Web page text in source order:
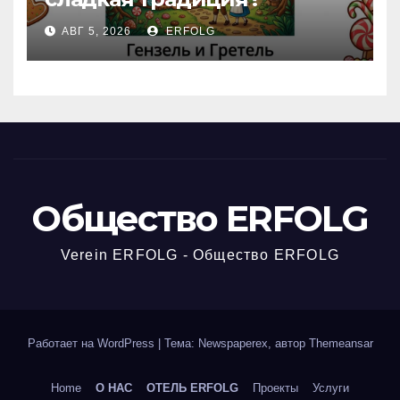
Открываем секреты
вчерашней викторины!
АВГ 5, 2026 ERFOLG
Общество ERFOLG
Verein ERFOLG - Общество ERFOLG
Работает на WordPress Тема: Newspaperex, автор Themeansar
Home О НАС ОТЕЛЬ ERFOLG Проекты Услуги